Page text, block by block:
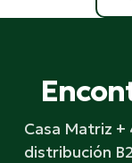
Casa Matriz
distribución